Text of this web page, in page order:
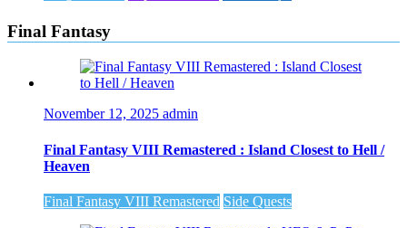
Final Fantasy
November 12, 2025 admin
Final Fantasy VIII Remastered : Island Closest to Hell /
Heaven
Final Fantasy VIII Remastered Side Quests